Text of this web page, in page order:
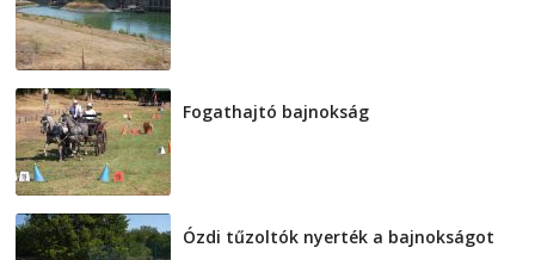
Fogathajtó bajnokság
Ózdi tűzoltók nyerték a bajnokságot